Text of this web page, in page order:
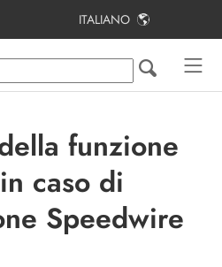
ITALIANO
funzione
caso di
Speedwire
Indice
presente documento
fornitura
e strumenti
prodotto